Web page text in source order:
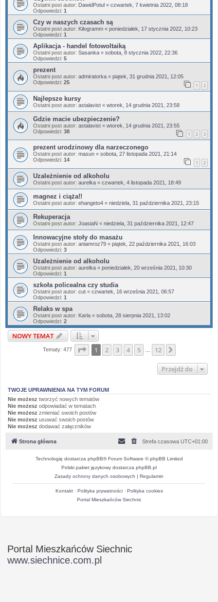
Ostatni post autor: DawidPotul « czwartek, 7 kwietnia 2022, 08:18
Odpowiedzi: 1
Czy w naszych czasach są
Ostatni post autor: Kilogramm « poniedziałek, 17 stycznia 2022, 10:23
Odpowiedzi: 1
Aplikacja - handel fotowoltaiką
Ostatni post autor: Sasanka « sobota, 8 stycznia 2022, 22:36
Odpowiedzi: 5
prezent
Ostatni post autor: admiratorka « piątek, 31 grudnia 2021, 12:05
Odpowiedzi: 25 1 2
Najlepsze kursy
Ostatni post autor: astalavist « wtorek, 14 grudnia 2021, 23:58
Gdzie macie ubezpieczenie?
Ostatni post autor: astalavist « wtorek, 14 grudnia 2021, 23:55
Odpowiedzi: 38 1 2 3
prezent urodzinowy dla narzeczonego
Ostatni post autor: masun « sobota, 27 listopada 2021, 21:14
Odpowiedzi: 14 1 2
Uzależnienie od alkoholu
Ostatni post autor: aurelka « czwartek, 4 listopada 2021, 18:49
magnez i ciąża!!
Ostatni post autor: ehangeto4 « niedziela, 31 października 2021, 23:15
Rekuperacja
Ostatni post autor: JoasiaN « niedziela, 31 października 2021, 12:47
Innowacyjne stoły do masażu
Ostatni post autor: aniamroz79 « piątek, 22 października 2021, 16:03
Odpowiedzi: 3
Uzależnienie od alkoholu
Ostatni post autor: aurelka « poniedziałek, 20 września 2021, 10:30
Odpowiedzi: 1
szkoła policealna czy studia
Ostatni post autor: cut « czwartek, 16 września 2021, 06:57
Odpowiedzi: 1
Relaks w spa
Ostatni post autor: Karla « sobota, 28 sierpnia 2021, 13:02
Odpowiedzi: 2
NOWY TEMAT
Tematy: 477 Strona1 z12
1 2 3 4 5 12
Przejdź do
TWOJE UPRAWNIENIA NA TYM FORUM
Nie możesz tworzyć nowych tematów
Nie możesz odpowiadać w tematach
Nie możesz zmieniać swoich postów
Nie możesz usuwać swoich postów
Nie możesz dodawać załączników
Strona główna Strefa czasowa UTC+01:00
Technologię dostarcza phpBB® Forum Software © phpBB Limited
Polski pakiet językowy dostarcza phpBB.pl
Zasady ochrony danych osobowych | Regulamin
Kontakt· Polityka prywatności· Polityka cookies
Portal Mieszkańców Siechnic
Portal Mieszkańców Siechnic
www.siechnice.com.pl